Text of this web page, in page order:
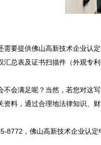
需要提供佛山高新技术企业认
汇总表及证书扫描件（外观专
不会满足呢？当然，若您对
资料，通过合理地法律知识、
8772，佛山高新技术企业认